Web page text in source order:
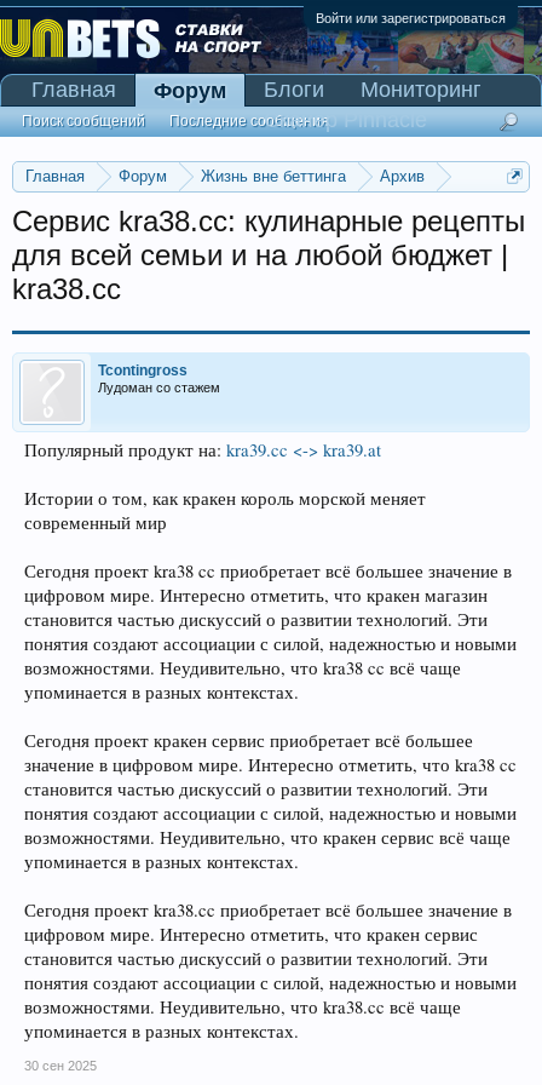
Войти или зарегистрироваться
Главная Форум Жизнь вне беттинга
Архив
Сервис kra38.cc: кулинарные рецепты
для всей семьи и на любой бюджет |
kra38.cc
Tcontingross
Лудоман со стажем
Популярный продукт на: kra39.cc <-> kra39.at
Истории о том, как кракен король морской меняет
современный мир
Сегодня проект kra38 cc приобретает всё большее значение в
цифровом мире. Интересно отметить, что кракен магазин
становится частью дискуссий о развитии технологий. Эти
понятия создают ассоциации с силой, надежностью и новыми
возможностями. Неудивительно, что kra38 cc всё чаще
упоминается в разных контекстах.
Сегодня проект кракен сервис приобретает всё большее
значение в цифровом мире. Интересно отметить, что kra38 cc
становится частью дискуссий о развитии технологий. Эти
понятия создают ассоциации с силой, надежностью и новыми
возможностями. Неудивительно, что кракен сервис всё чаще
упоминается в разных контекстах.
Сегодня проект kra38.cc приобретает всё большее значение в
цифровом мире. Интересно отметить, что кракен сервис
становится частью дискуссий о развитии технологий. Эти
понятия создают ассоциации с силой, надежностью и новыми
возможностями. Неудивительно, что kra38.cc всё чаще
упоминается в разных контекстах.
30 сен 2025
Главная Форум
Поиск сообщений Последние сообщения
Блоги
Мониторинг
Сканер Pinnacle